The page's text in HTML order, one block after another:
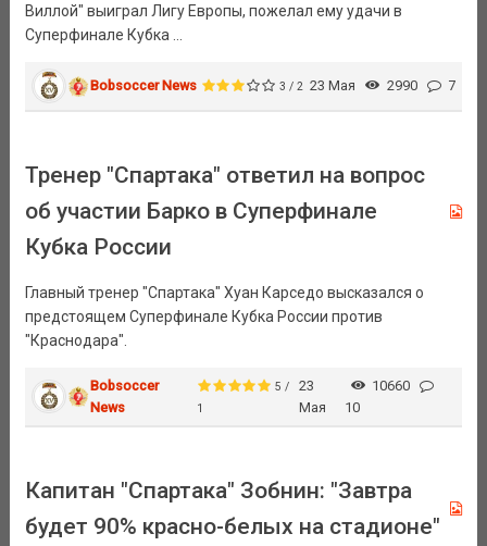
Виллой" выиграл Лигу Европы, пожелал ему удачи в
Суперфинале Кубка ...
Bobsoccer News 3 / 2 23 Мая 2990 7
Тренер "Спартака" ответил на вопрос
об участии Барко в Суперфинале
Кубка России
Главный тренер "Спартака" Хуан Карседо высказался о
предстоящем Суперфинале Кубка России против
"Краснодара".
Bobsoccer
News
5 /
1
23
Мая
10660
10
Капитан "Спартака" Зобнин: "Завтра
будет 90% красно-белых на стадионе"